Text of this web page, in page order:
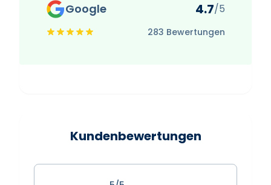
Google 4.7/5
283 Bewertungen
Kundenbewertungen